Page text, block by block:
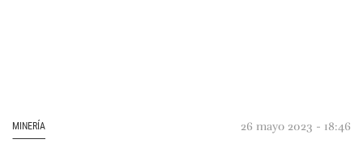
MINERÍA 26 mayo 2023 - 18:46